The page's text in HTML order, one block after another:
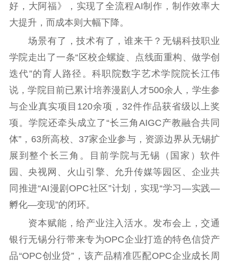
党建要闻 学习在线
文化人才
紫金人才 职称评审
数据资源
公共服务
新时代公民素养
提升资源库
新闻出版
政务服务
作品著作权
登记服务
科研创新
服务管理平台
智库服务
管理平台
文艺创作
服务管理
文化产业
统计分析
数字出版
新闻发布工作备
电影
服务
理论宣讲
共建共享平台
政工继续教育学
习平台
责任编辑注册
业务申报系统
好，大阿福》，实现了全流程AI制作，制作效率大
大提升，而成本则大幅下降。
场景有了，技术有了，谁来干？无锡科技职业
学院走出了一条“区校企螺旋、点线面重构、做学创
迭代”的育人路径。科职院数字艺术学院院长江伟
说，学院目前已累计培养漫剧人才500余人，学生参
与企业真实项目120余项，32件作品获省级以上奖
项。学院还牵头成立了“长三角AIGC产教融合共同
体”，63所高校、37家企业参与，资源边界从无锡扩
展到整个长三角。目前学院与无锡（国家）软件
园、央视网、火山引擎、允升传媒等园区、企业共
同推进“AI漫剧OPC社区”计划，实现“学习—实践—
孵化—变现”的闭环。
资本赋能，给产业注入活水。发布会上，交通
银行无锡分行带来专为OPC企业打造的特色信贷产
品“OPC创业贷”，该产品精准匹配OPC企业成长周